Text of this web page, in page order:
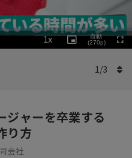
1x
Playback
Rate
Picture-
in-
自動
(270p)
1/3
ジャーを卒業する
り方
会社